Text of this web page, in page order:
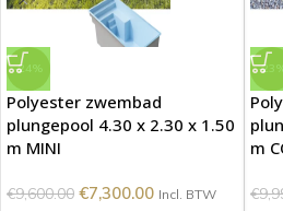
-24%
Polyester zwembad
plungepool 4.30 x 2.30 x 1.50
m MINI
€9,600.00 €7,300.00 Incl. BTW
-
m
€